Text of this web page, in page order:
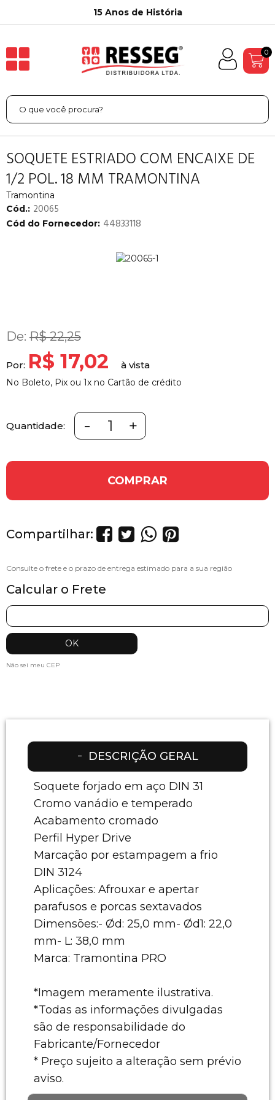
15 Anos de História
0
SOQUETE ESTRIADO COM ENCAIXE DE
1/2 POL. 18 MM TRAMONTINA
Tramontina
Cód.: 20065
Cód do Fornecedor: 44833118
De: R$ 22,25
Por: R$ 17,02
No Boleto, Pix ou 1x no Cartão de crédito
Quantidade: - +
COMPRAR
Compartilhar:
Calcular o Frete
Não sei meu CEP
DESCRIÇÃO GERAL
Soquete forjado em aço DIN 31
Cromo vanádio e temperado
Acabamento cromado
Perfil Hyper Drive
Marcação por estampagem a frio
DIN 3124
Aplicações: Afrouxar e apertar
parafusos e porcas sextavados
Dimensões:- Ød: 25,0 mm- Ød1: 22,0
mm- L: 38,0 mm
Marca: Tramontina PRO
*Imagem meramente ilustrativa.
*Todas as informações divulgadas
são de responsabilidade do
Fabricante/Fornecedor
* Preço sujeito a alteração sem prévio
aviso.